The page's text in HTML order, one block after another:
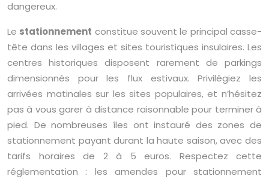
dangereux.
Le stationnement constitue souvent le principal casse-
tête dans les villages et sites touristiques insulaires. Les
centres historiques disposent rarement de parkings
dimensionnés pour les flux estivaux. Privilégiez les
arrivées matinales sur les sites populaires, et n’hésitez
pas à vous garer à distance raisonnable pour terminer à
pied. De nombreuses îles ont instauré des zones de
stationnement payant durant la haute saison, avec des
tarifs horaires de 2 à 5 euros. Respectez cette
réglementation : les amendes pour stationnement